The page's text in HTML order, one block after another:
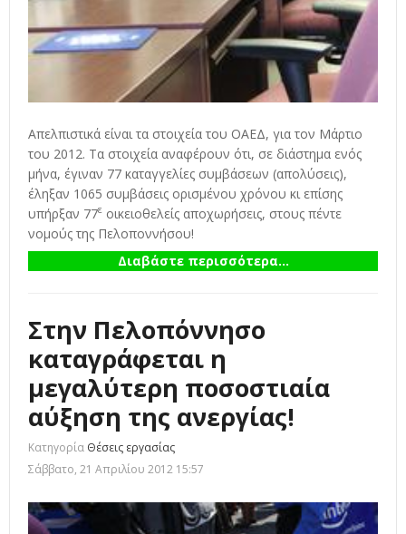
Απελπιστικά είναι τα στοιχεία του ΟΑΕΔ, για τον Μάρτιο
του 2012. Τα στοιχεία αναφέρουν ότι, σε διάστημα ενός
μήνα, έγιναν 77 καταγγελίες συμβάσεων (απολύσεις),
έληξαν 1065 συμβάσεις ορισμένου χρόνου κι επίσης
υπήρξαν 77ε οικειοθελείς αποχωρήσεις, στους πέντε
νομούς της Πελοποννήσου!
Διαβάστε περισσότερα...
Στην Πελοπόννησο
καταγράφεται η
μεγαλύτερη ποσοστιαία
αύξηση της ανεργίας!
Κατηγορία Θέσεις εργασίας
Σάββατο, 21 Απριλίου 2012 15:57